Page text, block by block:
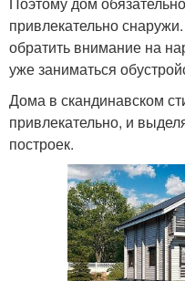
привлекательно
обратить внимание на
уже заниматься
Дома в скандинавском
привлекательно, и
построек.